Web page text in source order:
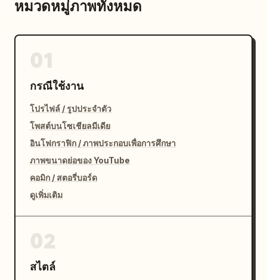
หมวดหมู่ภาพทั้งหมด
กรณีใช้งาน
โปรไฟล์ / รูปประจำตัว
โพสต์บนโซเชียลมีเดีย
อินโฟกราฟิก / ภาพประกอบเพื่อการศึกษา
ภาพขนาดย่อของ YouTube
คอมิก / สตอรี่บอร์ด
ดูเพิ่มเติม
สไตล์